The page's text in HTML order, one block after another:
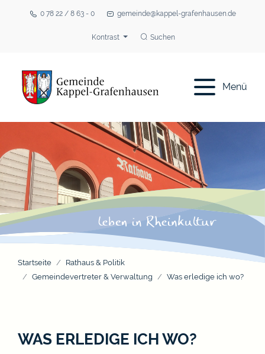
0 78 22 / 8 63 - 0 gemeinde@kappel-grafenhausen.de
Kontrast Suchen
Menü
Startseite
Rathaus & Politik
Gemeindevertreter & Verwaltung
Was erledige ich wo?
WAS ERLEDIGE ICH WO?